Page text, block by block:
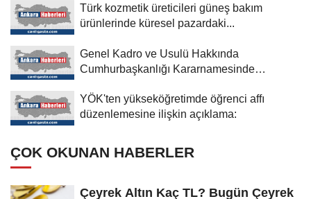
Türk kozmetik üreticileri güneş bakım
ürünlerinde küresel pazardaki...
Genel Kadro ve Usulü Hakkında
Cumhurbaşkanlığı Kararnamesinde
YÖK'ten yükseköğretimde öğrenci affı
düzenlemesine ilişkin açıklama:
ÇOK OKUNAN HABERLER
Çeyrek Altın Kaç TL? Bugün Çeyrek